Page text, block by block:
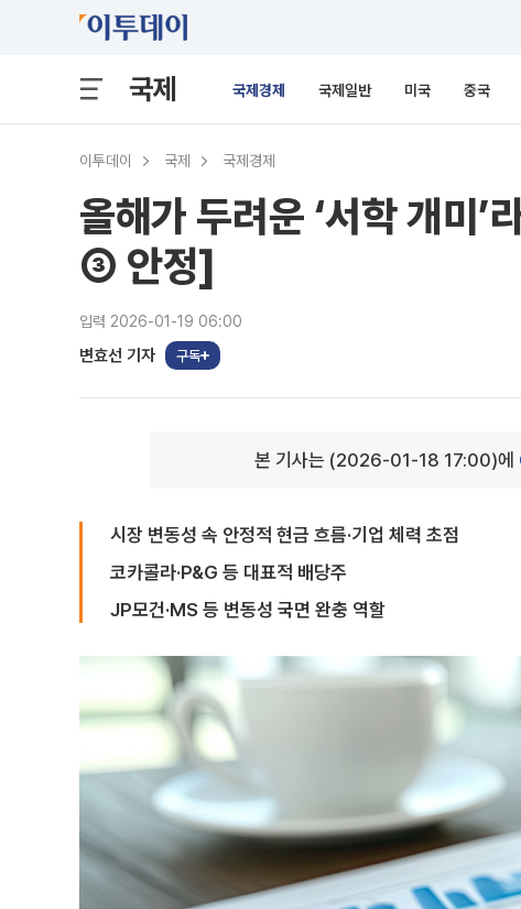
국제 국제경제 국제일반 미국 중국
이투데이 국제 국제경제
올해가 두려운 ‘서학 개미
③ 안정]
입력 2026-01-19 06:00
변효선 기자 구독
본 기사는 (2026-01-18 17:00)에
시장 변동성 속 안정적 현금 흐름·기업 체력 초점
코카콜라·P&G 등 대표적 배당주
JP모건·MS 등 변동성 국면 완충 역할